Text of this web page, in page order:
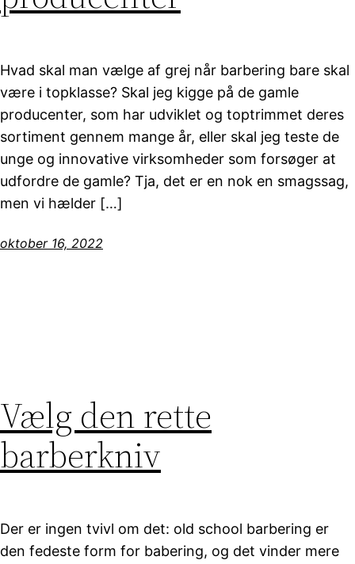
Hvad skal man vælge af grej når barbering bare skal
være i topklasse? Skal jeg kigge på de gamle
producenter, som har udviklet og toptrimmet deres
sortiment gennem mange år, eller skal jeg teste de
unge og innovative virksomheder som forsøger at
udfordre de gamle? Tja, det er en nok en smagssag,
men vi hælder […]
oktober 16, 2022
Vælg den rette
barberkniv
Der er ingen tvivl om det: old school barbering er
den fedeste form for babering, og det vinder mere